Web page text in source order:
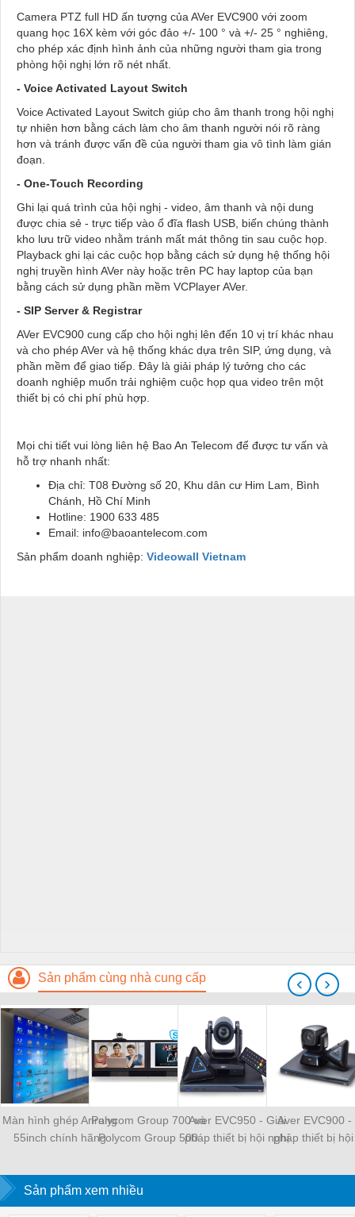
Camera PTZ full HD ấn tượng của AVer EVC900 với zoom
quang học 16X kèm với góc đảo +/- 100 ° và +/- 25 ° nghiêng,
cho phép xác định hình ảnh của những người tham gia trong
phòng hội nghị lớn rõ nét nhất.
- Voice Activated Layout Switch
Voice Activated Layout Switch giúp cho âm thanh trong hội nghị
tự nhiên hơn bằng cách làm cho âm thanh người nói rõ ràng
hơn và tránh được vấn đề của người tham gia vô tình làm gián
đoạn.
- One-Touch Recording
Ghi lại quá trình của hội nghị - video, âm thanh và nội dung
được chia sẻ - trực tiếp vào ổ đĩa flash USB, biến chúng thành
kho lưu trữ video nhằm tránh mất mát thông tin sau cuộc họp.
Playback ghi lại các cuộc họp bằng cách sử dụng hệ thống hội
nghị truyền hình AVer này hoặc trên PC hay laptop của bạn
bằng cách sử dụng phần mềm VCPlayer AVer.
- SIP Server & Registrar
AVer EVC900 cung cấp cho hội nghị lên đến 10 vị trí khác nhau
và cho phép AVer và hệ thống khác dựa trên SIP, ứng dụng, và
phần mềm để giao tiếp. Đây là giải pháp lý tưởng cho các
doanh nghiệp muốn trải nghiệm cuộc họp qua video trên một
thiết bị có chi phí phù hợp.
Mọi chi tiết vui lòng liên hệ Bao An Telecom để được tư vấn và
hỗ trợ nhanh nhất:
Địa chỉ: T08 Đường số 20, Khu dân cư Him Lam, Bình
Chánh, Hồ Chí Minh
Hotline: 1900 633 485
Email: info@baoantelecom.com
Sản phẩm doanh nghiệp: Videowall Vietnam
Sản phẩm cùng nhà cung cấp
Màn hình ghép Arirang
55inch chính hãng
Polycom Group 700 và
Polycom Group 500
Aver EVC950 - Giải
pháp thiết bị hội nghị
Aver EVC900 -
pháp thiết bị
‹ ›
Sản phẩm xem nhiều